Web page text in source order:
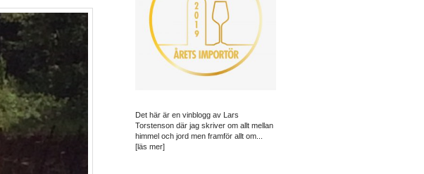
Det här är en vinblogg av Lars
Torstenson där jag skriver om allt mellan
himmel och jord men framför allt om...
[läs mer]